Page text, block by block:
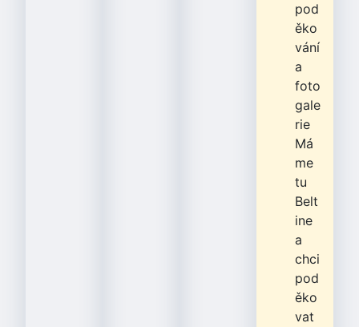
pod
ěko
vání
a
foto
gale
rie
Má
me
tu
Belt
ine
a
chci
pod
ěko
vat